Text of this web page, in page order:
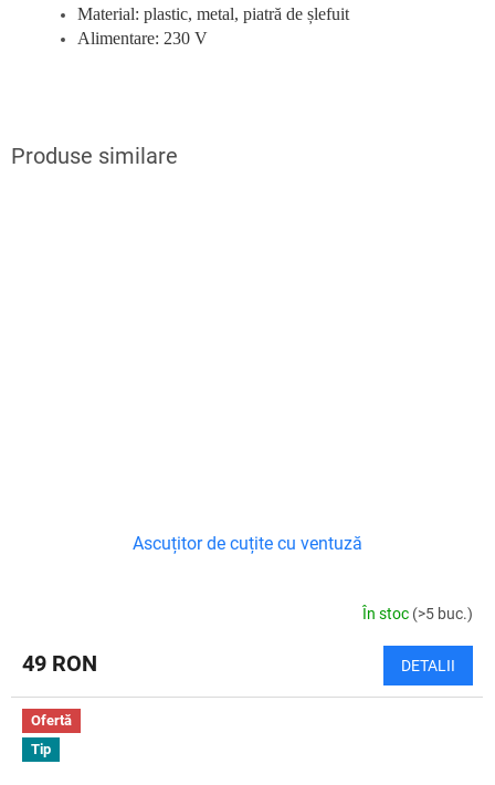
Material: plastic, metal, piatră de șlefuit
Alimentare: 230 V
Ascuțitor de cuțite cu ventuză
În stoc (>5 buc.)
49 RON DETALII
Ofertă
Tip